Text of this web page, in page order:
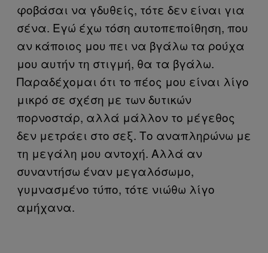
φοβάσαι να γδυθείς, τότε δεν είναι για
σένα. Εγώ έχω τόση αυτοπεποίθηση, που
αν κάποιος μου πει να βγάλω τα ρούχα
μου αυτήν τη στιγμή, θα τα βγάλω.
Παραδέχομαι ότι το πέος μου είναι λίγο
μικρό σε σχέση με των δυτικών
πορνοστάρ, αλλά μάλλον το μέγεθος
δεν μετράει στο σεξ. Το αναπληρώνω με
τη μεγάλη μου αντοχή. Αλλά αν
συναντήσω έναν μεγαλόσωμο,
γυμνασμένο τύπο, τότε νιώθω λίγο
αμήχανα.